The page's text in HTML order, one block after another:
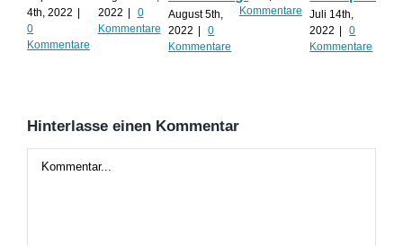
4th, 2022 |
0
Kommentare
2022 |
0
Kommentare
August 5th,
2022 |
0
Kommentare
Kommentare
Juli 14th,
2022 |
0
Kommentare
Hinterlasse einen Kommentar